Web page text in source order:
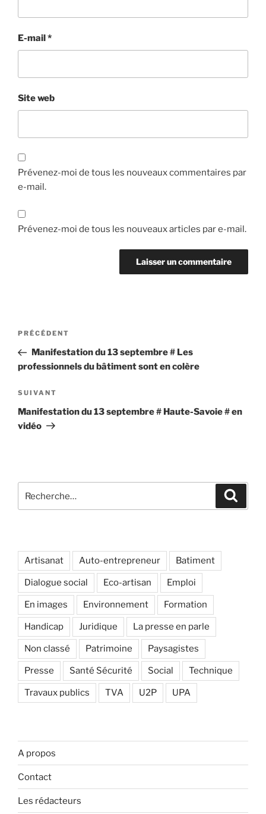
E-mail*
Site web
Prévenez-moi de tous les nouveaux commentaires par
e-mail.
Prévenez-moi de tous les nouveaux articles par e-mail.
Navigation
l’article
Article
précédent
PRÉCÉDENT
Manifestation du 13 septembre # Les
professionnels du bâtiment sont en colère
Article
suivant
SUIVANT
Manifestation du 13 septembre # Haute-Savoie # en
vidéo
pour
Artisanat Auto-entrepreneur Batiment
Dialogue social Eco-artisan Emploi
En images Environnement Formation
Handicap Juridique La presse en parle
Non classé Patrimoine Paysagistes
Presse Santé Sécurité Social Technique
Travaux publics TVA U2P UPA
A propos
Contact
Les rédacteurs